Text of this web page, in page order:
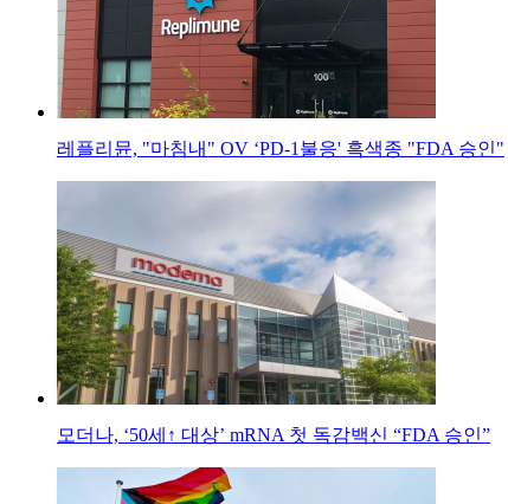
레플리뮨, "마침내" OV ‘PD-1불응' 흑색종 "FDA 승인"
모더나, ‘50세↑ 대상’ mRNA 첫 독감백신 “FDA 승인”